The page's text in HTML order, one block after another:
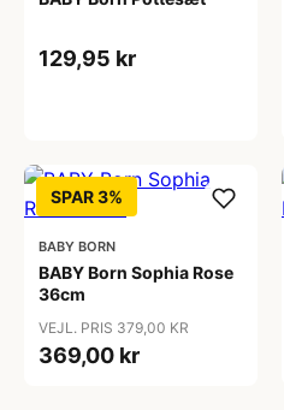
129,95 kr
SPAR 3%
BABY BORN
BABY Born Sophia Rose
36cm
VEJL. PRIS 379,00 KR
369,00 kr